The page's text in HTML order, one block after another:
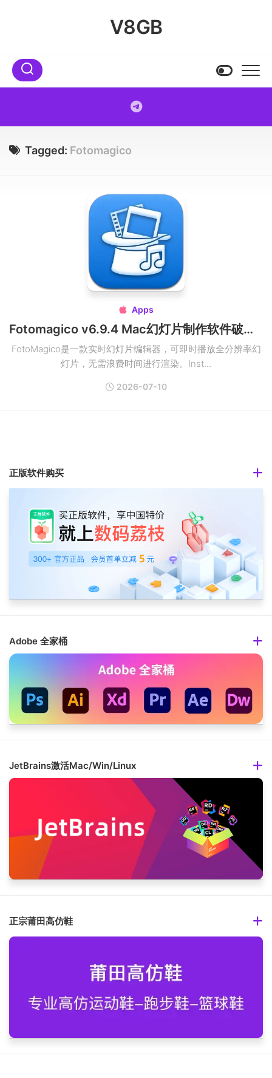
V8GB
Tagged: Fotomagico
 Apps
Fotomagico v6.9.4 Mac幻灯片制作软件破解版
FotoMagico是一款实时幻灯片编辑器，可即时播放全分辨率幻
灯片，无需浪费时间进行渲染。Inst...
2026-07-10
正版软件购买
Adobe 全家桶
JetBrains激活Mac/Win/Linux
正宗莆田高仿鞋